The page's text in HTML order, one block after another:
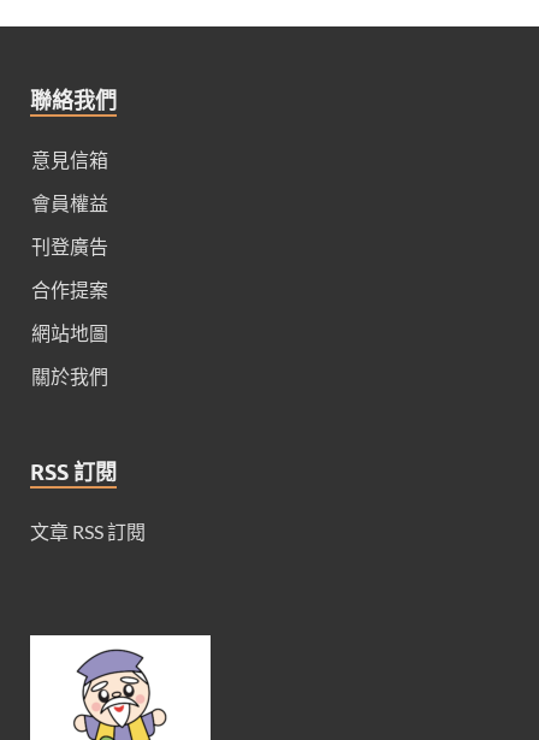
聯絡我們
意見信箱
會員權益
刊登廣告
合作提案
網站地圖
關於我們
RSS 訂閱
文章 RSS 訂閱